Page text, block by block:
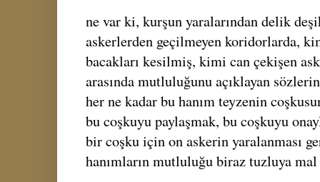
ne var ki, kurşun yaralarından delik
askerlerden geçilmeyen koridorlarda,
bacakları kesilmiş, kimi can çekişen
arasında mutluluğunu açıklayan
her ne kadar bu hanım teyzenin
bu coşkuyu paylaşmak, bu coşkuyu
bir coşku için on askerin yaralanması
hanımların mutluluğu biraz tuzluya